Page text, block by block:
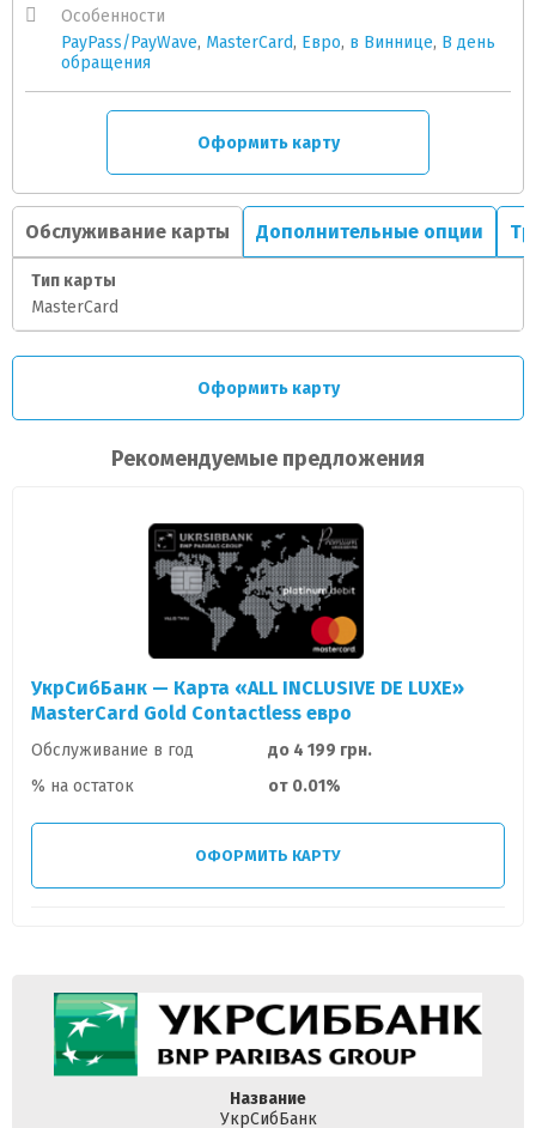
Особенности
PayPass/PayWave, MasterCard, Евро, в Виннице, В день
обращения
Оформить карту
Обслуживание карты Дополнительные опции
Тип карты
MasterCard
Оформить карту
Рекомендуемые предложения
УкрСибБанк — Карта «ALL INCLUSIVE DE LUXE»
MasterCard Gold Contactless евро
Обслуживание в год
до 4 199 грн.
% на остаток
от 0.01%
ОФОРМИТЬ КАРТУ
Название
УкрСибБанк